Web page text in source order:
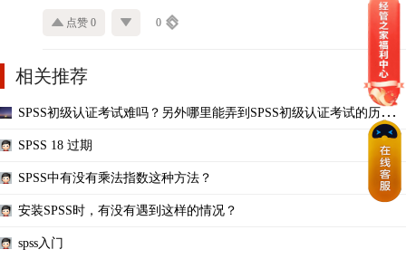
点赞 0 0
相关推荐
SPSS初级认证考试难吗？另外哪里能弄到SPSS初级认证考试的历年试
SPSS 18 过期
SPSS中有没有乘法指数这种方法？
安装SPSS时，有没有遇到这样的情况？
spss入门